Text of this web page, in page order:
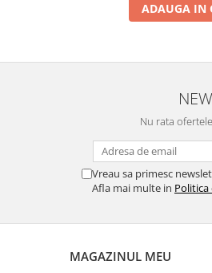
ADAUGA IN
Nu rata
Vreau sa primesc
Afla mai multe in
MAGAZINUL MEU